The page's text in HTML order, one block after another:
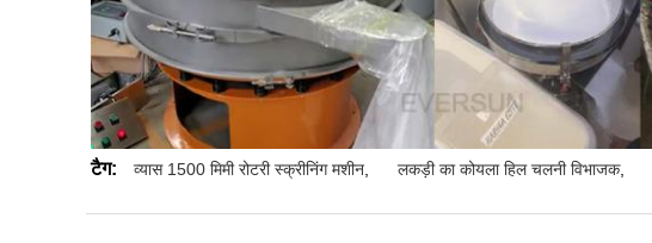
टैग: व्यास 1500 मिमी रोटरी स्क्रीनिंग मशीन लकड़ी का कोयला हिल चलनी विभाजक,